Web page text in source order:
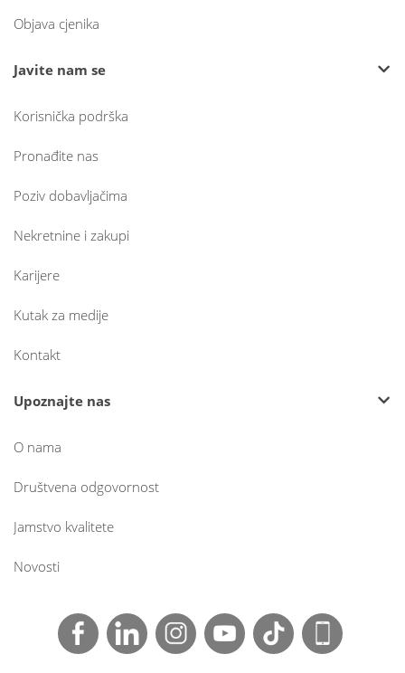
Objava cjenika
Javite nam se
Korisnička podrška
Pronađite nas
Poziv dobavljačima
Nekretnine i zakupi
Karijere
Kutak za medije
Kontakt
Upoznajte nas
O nama
Društvena odgovornost
Jamstvo kvalitete
Novosti